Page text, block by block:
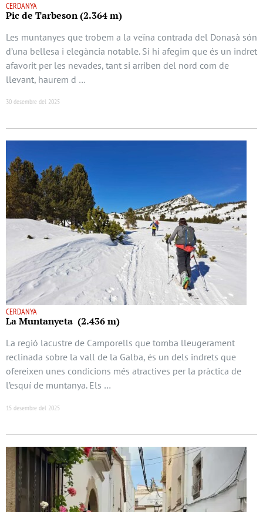
CERDANYA
Pic de Tarbeson (2.364 m)
Les muntanyes que trobem a la veïna contrada del Donasà són
d’una bellesa i elegància notable. Si hi afegim que és un indret
afavorit per les nevades, tant si arriben del nord com de
llevant, haurem d …
30 desembre del 2025
CERDANYA
La Muntanyeta (2.436 m)
La regió lacustre de Camporells que tomba lleugerament
reclinada sobre la vall de la Galba, és un dels indrets que
ofereixen unes condicions més atractives per la pràctica de
l’esquí de muntanya. Els …
15 desembre del 2025